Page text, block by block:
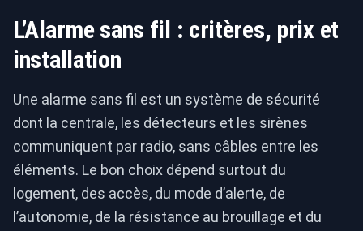
L’Alarme sans fil : critères, prix et
installation
Une alarme sans fil est un système de sécurité
dont la centrale, les détecteurs et les sirènes
communiquent par radio, sans câbles entre les
éléments. Le bon choix dépend surtout du
logement, des accès, du mode d’alerte, de
l’autonomie, de la résistance au brouillage et du